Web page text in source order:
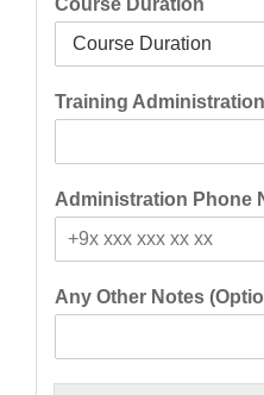
Course Duration
Training
Administration Phone
Any Other Notes